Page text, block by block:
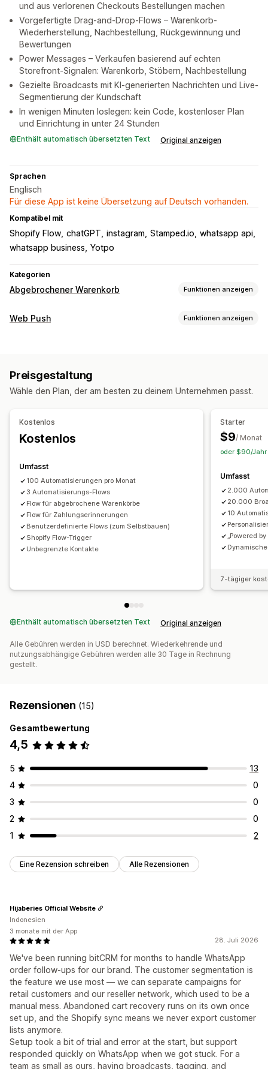
und aus verlorenen Checkouts Bestellungen machen
Vorgefertigte Drag-and-Drop-Flows – Warenkorb-
Wiederherstellung, Nachbestellung, Rückgewinnung und
Bewertungen
Power Messages – Verkaufen basierend auf echten
Storefront-Signalen: Warenkorb, Stöbern, Nachbestellung
Gezielte Broadcasts mit KI-generierten Nachrichten und Live-
Segmentierung der Kundschaft
In wenigen Minuten loslegen: kein Code, kostenloser Plan
und Einrichtung in unter 24 Stunden
Enthält automatisch übersetzten Text Original anzeigen
Sprachen
Englisch
Für diese App ist keine Übersetzung auf Deutsch vorhanden.
Kompatibel mit
Shopify Flow chatGPT instagram Stamped.io whatsapp api
whatsapp business Yotpo
Kategorien
Abgebrochener Warenkorb Funktionen anzeigen
Warenkorbwiederherstellung
Geräteübergreifende Warenkörbe
Conversion-Tracking
Automatisierte Workflows
Anzeigeoptionen
Benutzerdefiniertes Branding
Web Push Funktionen anzeigen
Benutzerdefinierte Events
Preisbenachrichtigungen Produktankündigungen
Begrüßungsnachrichten
Automatische Benachrichtigungen
Segmente Conversion-Tracking Engagement-Tracking
Preisgestaltung
Wähle den Plan, der am besten zu deinem Unternehmen passt.
Kostenlos
Kostenlos
Umfasst
100 Automatisierungen pro Monat
3 Automatisierungs-Flows
Flow für abgebrochene Warenkörbe
Flow für Zahlungserinnerungen
Benutzerdefinierte Flows (zum Selbstbauen)
Shopify Flow-Trigger
Unbegrenzte Kontakte
Starter
$9/ Monat
oder $90/Jahr
Umfasst
2.000
20.000
10
„Powered
7-tägiger
Enthält automatisch übersetzten Text Original anzeigen
Alle Gebühren werden in USD berechnet. Wiederkehrende und
nutzungsabhängige Gebühren werden alle 30 Tage in Rechnung
gestellt.
Rezensionen (15)
Gesamtbewertung
4,5
5
13
4
0
3
0
2
0
1
2
Eine Rezension schreiben Alle Rezensionen
28. Juli 2026
We've been running bitCRM for months to handle WhatsApp
order follow-ups for our brand. The customer segmentation is
the feature we use most — we can separate campaigns for
retail customers and our reseller network, which used to be a
manual mess. Abandoned cart recovery runs on its own once
set up, and the Shopify sync means we never export customer
lists anymore.
Setup took a bit of trial and error at the start, but support
responded quickly on WhatsApp when we got stuck. For a
team as small as ours, having broadcasts, tagging, and
Hijaberies Official Website
Indonesien
3 monate mit der App